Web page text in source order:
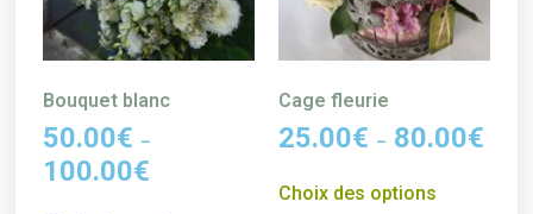
Bouquet blanc
50.00€ –
100.00€
Cage fleurie
25.00€ – 80.00€
Choix des options